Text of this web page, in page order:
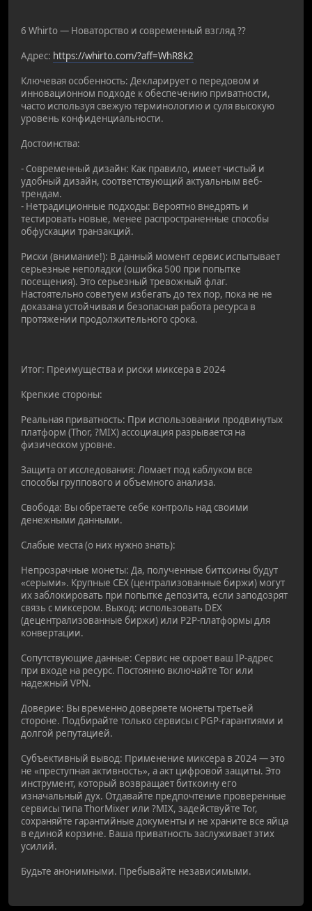
6 Whirto — Новаторство и современный взгляд ??
Адрес: https://whirto.com/?aff=WhR8k2
Ключевая особенность: Декларирует о передовом и
инновационном подходе к обеспечению приватности,
часто используя свежую терминологию и суля высокую
уровень конфиденциальности.
Достоинства:
- Современный дизайн: Как правило, имеет чистый и
удобный дизайн, соответствующий актуальным веб-
трендам.
- Нетрадиционные подходы: Вероятно внедрять и
тестировать новые, менее распространенные способы
обфускации транзакций.
Риски (внимание!): В данный момент сервис испытывает
серьезные неполадки (ошибка 500 при попытке
посещения). Это серьезный тревожный флаг.
Настоятельно советуем избегать до тех пор, пока не не
доказана устойчивая и безопасная работа ресурса в
протяжении продолжительного срока.
Итог: Преимущества и риски миксера в 2024
Крепкие стороны:
Реальная приватность: При использовании продвинутых
платформ (Thor, ?MIX) ассоциация разрывается на
физическом уровне.
Защита от исследования: Ломает под каблуком все
способы группового и объемного анализа.
Свобода: Вы обретаете себе контроль над своими
денежными данными.
Слабые места (о них нужно знать):
Непрозрачные монеты: Да, полученные биткоины будут
«серыми». Крупные CEX (централизованные биржи) могут
их заблокировать при попытке депозита, если заподозрят
связь с миксером. Выход: использовать DEX
(децентрализованные биржи) или P2P-платформы для
конвертации.
Сопутствующие данные: Сервис не скроет ваш IP-адрес
при входе на ресурс. Постоянно включайте Tor или
надежный VPN.
Доверие: Вы временно доверяете монеты третьей
стороне. Подбирайте только сервисы с PGP-гарантиями и
долгой репутацией.
Субъективный вывод: Применение миксера в 2024 — это
не «преступная активность», а акт цифровой защиты. Это
инструмент, который возвращает биткоину его
изначальный дух. Отдавайте предпочтение проверенные
сервисы типа ThorMixer или ?MIX, задействуйте Tor,
сохраняйте гарантийные документы и не храните все яйца
в единой корзине. Ваша приватность заслуживает этих
усилий.
Будьте анонимными. Пребывайте независимыми.